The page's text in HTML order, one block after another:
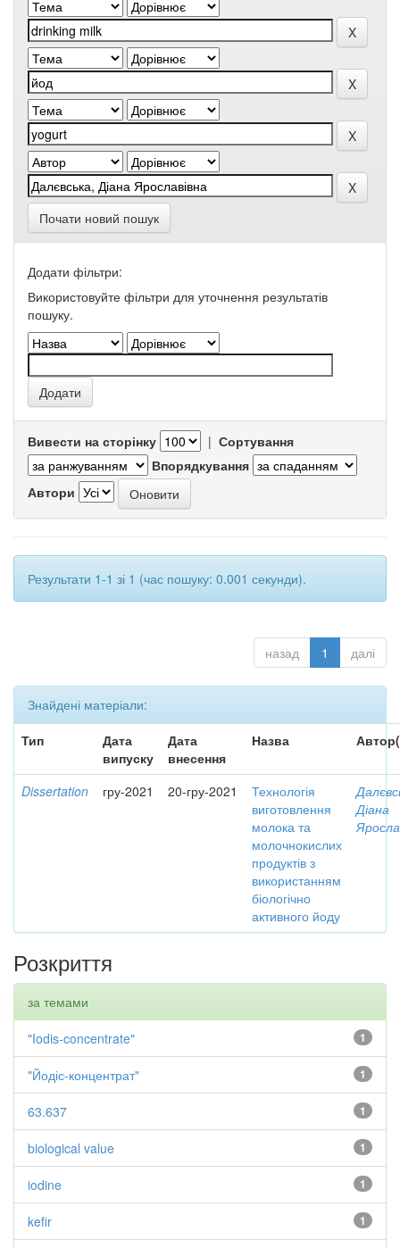
Почати новий пошук
Додати фільтри:
Використовуйте фільтри для уточнення результатів
пошуку.
Вивести на сторінку | Сортування
Впорядкування
Автори
Результати 1-1 зі 1 (час пошуку: 0.001 секунди).
назад 1 далі
Знайдені матеріали:
Тип
Дата
випуску
Дата
внесення
Назва
Dissertation гру-2021 20-гру-2021
Технологія
виготовлення
молока та
молочнокислих
продуктів з
використанням
біологічно
активного йоду
Діана
Розкриття
за темами
1
"Iodis-concentrate"
1
"Йодіс-концентрат"
1
63.637
1
biological value
1
iodine
1
kefir